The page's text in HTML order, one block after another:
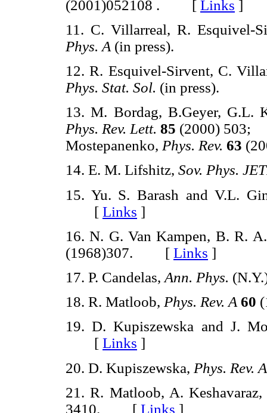
(2001)052108 . [ Links ]
11. C. Villarreal, R. Esquivel-
Phys. A (in press).
12. R. Esquivel-Sirvent, C.
Phys. Stat. Sol. (in press).
13. M. Bordag, B.Geyer, G.L.
Phys. Rev. Lett. 85 (2000)
Mostepanenko, Phys. Rev. 63
14. E. M. Lifshitz, Sov. Phys.
15. Yu. S. Barash and V.L.
[ Links ]
16. N. G. Van Kampen, B. R.
(1968)307. [ Links ]
17. P. Candelas, Ann. Phys.
18. R. Matloob, Phys. Rev. A 60
19. D. Kupiszewska and J.
[ Links ]
20. D. Kupiszewska, Phys. Rev. A
21. R. Matloob, A.
3410. [ Links ]